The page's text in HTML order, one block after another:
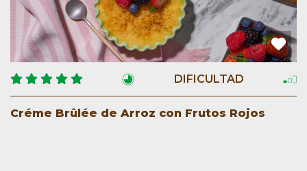
DIFICULTAD
Créme Brûlée de Arroz con Frutos Rojos